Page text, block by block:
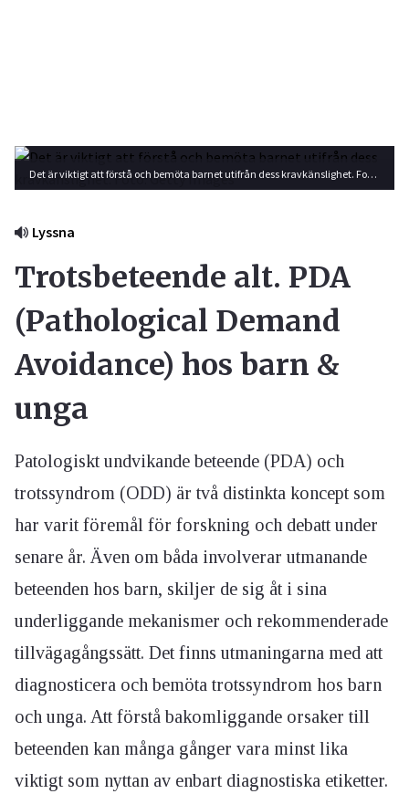
Det är viktigt att förstå och bemöta barnet utifrån dess kravkänslighet. Foto: Getty Images
Lyssna
Trotsbeteende alt. PDA
(Pathological Demand
Avoidance) hos barn &
unga
Patologiskt undvikande beteende (PDA) och
trotssyndrom (ODD) är två distinkta koncept som
har varit föremål för forskning och debatt under
senare år. Även om båda involverar utmanande
beteenden hos barn, skiljer de sig åt i sina
underliggande mekanismer och rekommenderade
tillvägagångssätt. Det finns utmaningarna med att
diagnosticera och bemöta trotssyndrom hos barn
och unga. Att förstå bakomliggande orsaker till
beteenden kan många gånger vara minst lika
viktigt som nyttan av enbart diagnostiska etiketter.